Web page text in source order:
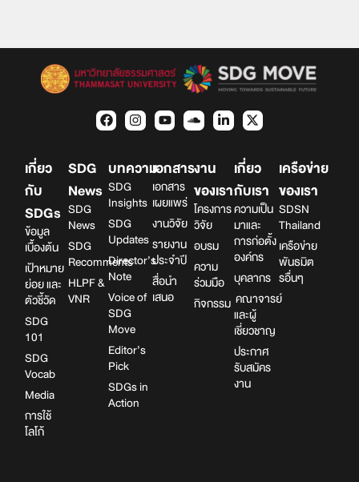
เกี่ยว
กับ
SDGs
ข้อมูล
เบื้องต้น
เป้าหมาย
ย่อย และ
ตัวชี้วัด
SDG
101
SDG
Vocab
Media
การใช้
โลโก้
SDG
News
SDG
News
SDG
Recomments
HLPF &
VNR
บทความ
SDG
Insights
SDG
Updates
Director’s
Note
Voice of
SDG
Move
Editor’s
Pick
SDGs in
Action
เอกสาร
เอกสาร
เผยแพร่
งานวิจัย
รายงาน
ประจำปี
สื่อนำ
เสนอ
งาน
ของเรา
โครงการ
วิจัย
อบรม
ความ
ร่วมมือ
กิจกรรม
เกี่ยว
กับเรา
ความเป็น
มาและ
การก่อตั้ง
องค์กร
บุคลากร
คณาจารย์
และผู้
เชี่ยวชาญ
ประกาศ
รับสมัคร
งาน
เครือข่าย
ของเรา
SDSN
Thailand
เครือข่าย
พันธมิต
รอื่นๆ